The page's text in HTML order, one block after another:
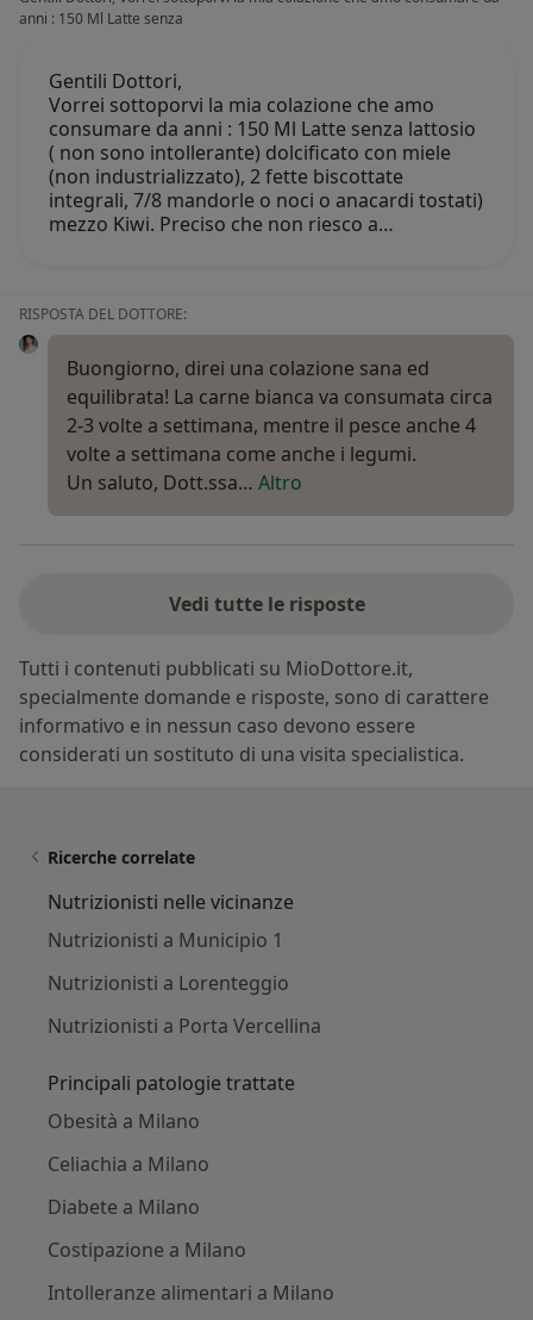
anni : 150 Ml Latte senza
Gentili Dottori,
Vorrei sottoporvi la mia colazione che amo
consumare da anni : 150 Ml Latte senza lattosio
( non sono intollerante) dolcificato con miele
(non industrializzato), 2 fette biscottate
integrali, 7/8 mandorle o noci o anacardi tostati)
mezzo Kiwi. Preciso che non riesco a…
RISPOSTA DEL DOTTORE:
Buongiorno, direi una colazione sana ed
equilibrata! La carne bianca va consumata circa
2-3 volte a settimana, mentre il pesce anche 4
volte a settimana come anche i legumi.
Un saluto, Dott.ssa… Altro
Vedi tutte le risposte
Tutti i contenuti pubblicati su MioDottore.it,
specialmente domande e risposte, sono di carattere
informativo e in nessun caso devono essere
considerati un sostituto di una visita specialistica.
Ricerche correlate
Nutrizionisti nelle vicinanze
Nutrizionisti a Municipio 1
Nutrizionisti a Lorenteggio
Nutrizionisti a Porta Vercellina
Principali patologie trattate
Obesità a Milano
Celiachia a Milano
Diabete a Milano
Costipazione a Milano
Intolleranze alimentari a Milano